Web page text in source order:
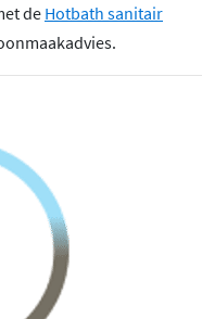
de Hotbath sanitair